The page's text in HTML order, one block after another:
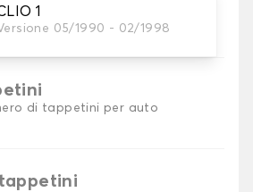
1
05/1990 - 02/1998
del tappetini auto
di tappetini per auto